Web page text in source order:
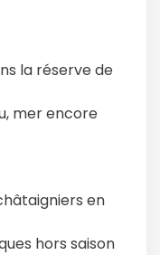
la réserve de
mer encore
en
hors saison